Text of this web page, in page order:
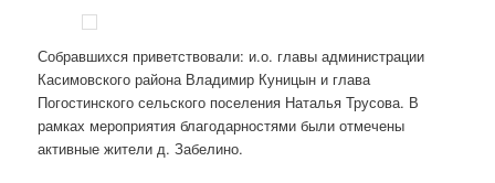
Собравшихся приветствовали: и.о. главы администрации
Касимовского района Владимир Куницын и глава
Погостинского сельского поселения Наталья Трусова. В
рамках мероприятия благодарностями были отмечены
активные жители д. Забелино.